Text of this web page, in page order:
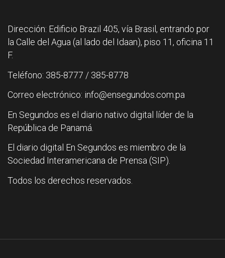
Dirección: Edificio Brazil 405, vía Brasil, entrando por
la Calle del Agua (al lado del Idaan), piso 11, oficina 11
F.
Teléfono: 385-8777 / 385-8778
Correo electrónico: info@ensegundos.com.pa
En Segundos es el diario nativo digital líder de la
República de Panamá.
El diario digital En Segundos es miembro de la
Sociedad Interamericana de Prensa (SIP).
Todos los derechos reservados.